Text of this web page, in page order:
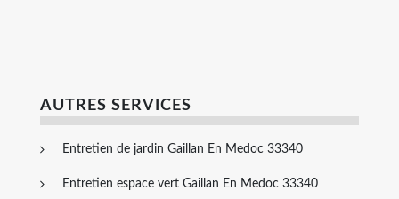
AUTRES SERVICES
Entretien de jardin Gaillan En Medoc 33340
Entretien espace vert Gaillan En Medoc 33340